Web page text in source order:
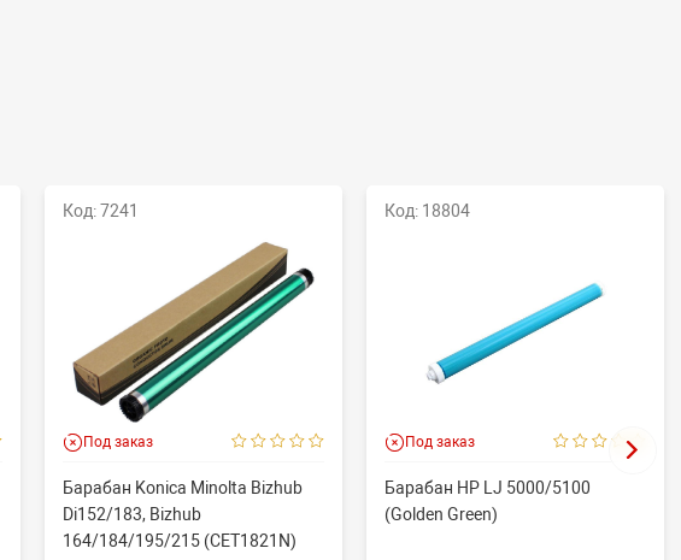
Код: 7241
Под заказ
Барабан Konica Minolta Bizhub
Di152/183, Bizhub
164/184/195/215 (CET1821N)
Код: 18804
Под заказ
Барабан HP LJ 5000/5100
(Golden Green)